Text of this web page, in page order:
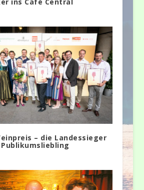
– die Landessieger
Publikumsliebling